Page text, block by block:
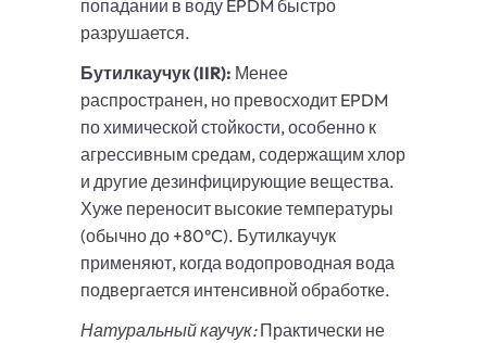
попадании в воду EPDM быстро
разрушается.
Бутилкаучук (IIR): Менее
распространен, но превосходит EPDM
по химической стойкости, особенно к
агрессивным средам, содержащим хлор
и другие дезинфицирующие вещества.
Хуже переносит высокие температуры
(обычно до +80°C). Бутилкаучук
применяют, когда водопроводная вода
подвергается интенсивной обработке.
Натуральный каучук:Практически не